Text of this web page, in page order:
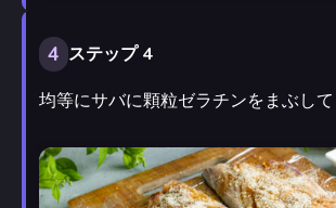
4 ステップ 4
均等にサバに顆粒ゼラチンをまぶして